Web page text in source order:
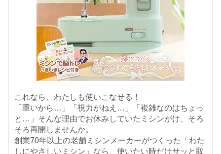
これなら、わたしも使いこなせる！
「重いから…」「視力がねえ…」「複雑なのはちょっ
と…」そんな理由でお休みしていたミシンがけ、そろ
そろ再開しませんか。
創業70年以上の老舗ミシンメーカーがつくった「わた
しにやさしいミシン」なら、使いたい時だけサッと取